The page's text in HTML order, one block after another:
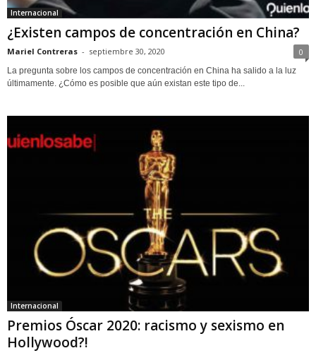
Internacional
¿Existen campos de concentración en China?
Mariel Contreras - septiembre 30, 2020 0
La pregunta sobre los campos de concentración en China ha salido a la luz
últimamente. ¿Cómo es posible que aún existan este tipo de...
Internacional
Premios Óscar 2020: racismo y sexismo en
Hollywood?!